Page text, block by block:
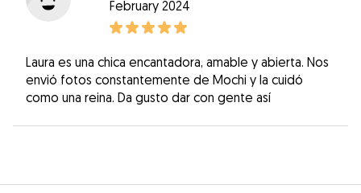
February 2024
Laura es una chica encantadora, amable y abierta. Nos
envió fotos constantemente de Mochi y la cuidó
como una reina. Da gusto dar con gente así